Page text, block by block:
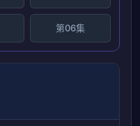
第06集